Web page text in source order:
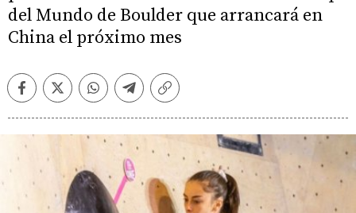
del Mundo de Boulder que arrancará en
China el próximo mes
FacebookTwitterWhatsappTelegramCopiar